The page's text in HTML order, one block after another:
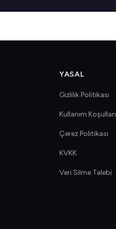
YASAL
Gizlilik Politikası
Kullanım Koşulları
Çerez Politikası
KVKK
Veri Silme Talebi